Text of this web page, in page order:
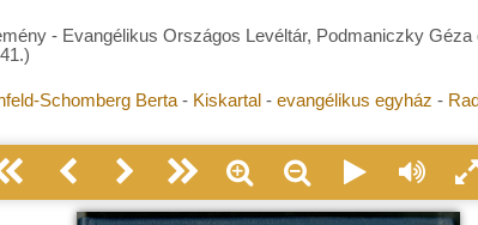
- Evangélikus Országos Levéltár, Podmaniczky
Schomberg Berta - Kiskartal - evangélikus egyház -